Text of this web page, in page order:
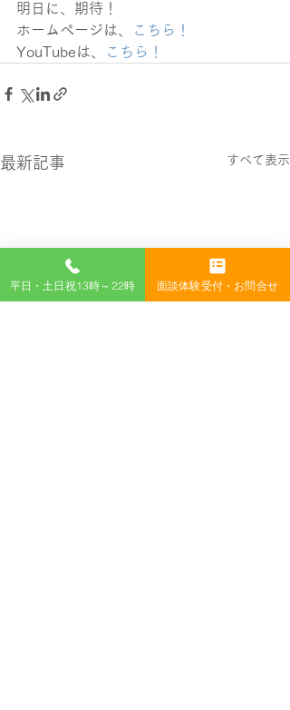
明日に、期待！
ホームページは、
こちら！
YouTubeは、
こちら！
最新記事 すべて表示
平日・土日祝13時～22時 面談体験受付・お問合せ